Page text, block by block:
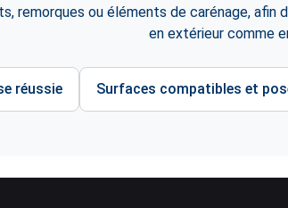
remorques ou éléments de carénage, afin
en extérieur comme
réussie Surfaces compatibles et